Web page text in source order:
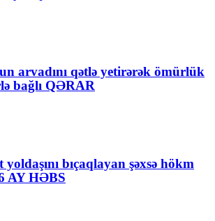
arvadını qətlə yetirərək ömürlük
bağlı QƏRAR
bıçaqlayan şəxsə hökm
AY HƏBS